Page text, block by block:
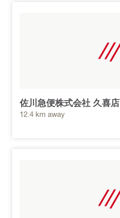
佐川急便株式会社 久喜店
12.4 km away